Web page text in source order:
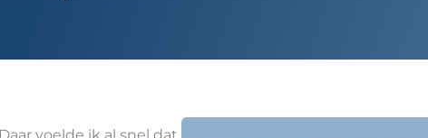
voelde ik al snel dat